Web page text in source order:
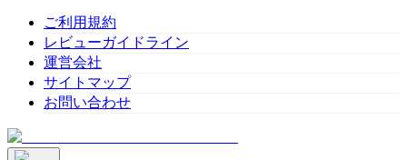
ご利用規約
レビューガイドライン
運営会社
サイトマップ
お問い合わせ